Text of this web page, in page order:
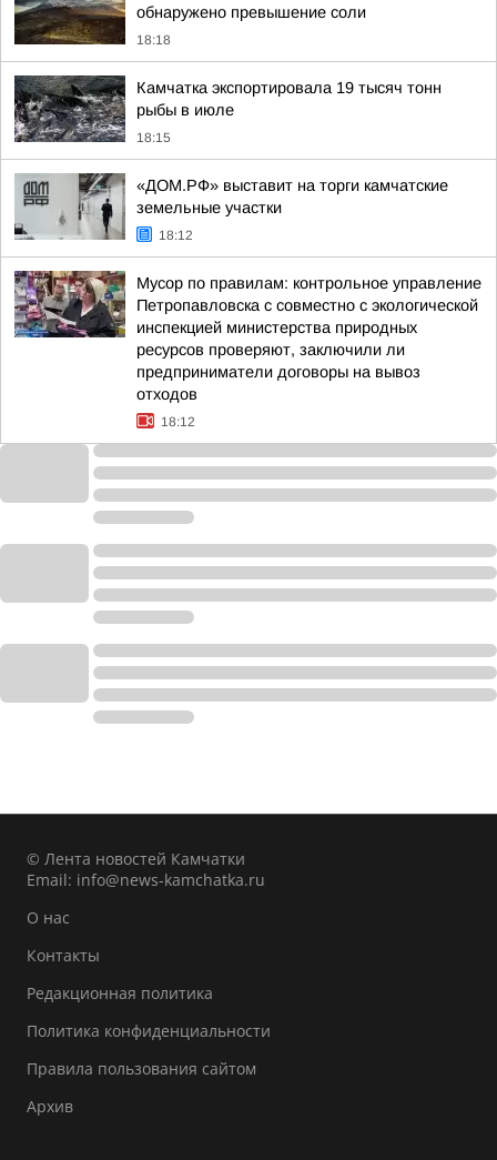
обнаружено превышение соли
18:18
Камчатка экспортировала 19 тысяч тонн
рыбы в июле
18:15
«ДОМ.РФ» выставит на торги камчатские
земельные участки
18:12
Мусор по правилам: контрольное управление
Петропавловска с совместно с экологической
инспекцией министерства природных
ресурсов проверяют, заключили ли
предприниматели договоры на вывоз
отходов
18:12
© Лента новостей Камчатки
Email: info@news-kamchatka.ru
О нас
Контакты
Редакционная политика
Политика конфиденциальности
Правила пользования сайтом
Архив